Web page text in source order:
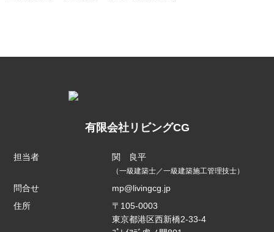
有限会社リビングCG
担当者 関 良平
（一級建築士／一級建築施工管理技士）
問合せ
mp@livingcg.jp
住所
〒105-0003
東京都港区西新橋2-33-4